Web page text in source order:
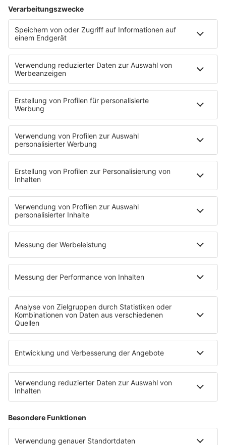
80s80s DARK WAVE
80s80s DEPECHE MODE
80s80s DEUTSCH
80s80s DINNERPARTY
80s80s EBM
80s80s FREESTYLE
80s80s FUNK & SOUL
80s80s HIPHOP
80s80s IN THE MIX
80s80s ITALO DISCO
80s80s JACKSON
80s80s LIVE
80s80s MAXIS
80s80s NDW
80s80s PARTY
80s80s POP STORIES
80s80s PRINCE
80s80s QUEEN
80s80s REGGAE
80s80s ROMANTIC ROCK
80s80s SOUL BALLADS
80s80s SUMMER
80s80s TECHNO
80s80s WAVE
80s80s XMAS
80s80s YACHT ROCK
Musik
Peters Pop Stories